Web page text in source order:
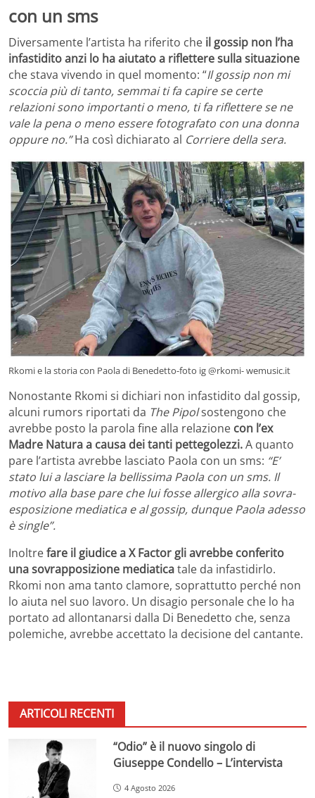
con un sms
Diversamente l’artista ha riferito che il gossip non l’ha
infastidito anzi lo ha aiutato a riflettere sulla situazione
che stava vivendo in quel momento: “Il gossip non mi
scoccia più di tanto, semmai ti fa capire se certe
relazioni sono importanti o meno, ti fa riflettere se ne
vale la pena o meno essere fotografato con una donna
oppure no.”Ha così dichiarato al Corriere della sera.
Rkomi e la storia con Paola di Benedetto-foto ig @rkomi- wemusic.it
Nonostante Rkomi si dichiari non infastidito dal gossip,
alcuni rumors riportati da The Pipolsostengono che
avrebbe posto la parola fine alla relazione con l’ex
Madre Natura a causa dei tanti pettegolezzi.A quanto
pare l’artista avrebbe lasciato Paola con un sms: “E’
stato lui a lasciare la bellissima Paola con un sms. Il
motivo alla base pare che lui fosse allergico alla sovra-
esposizione mediatica e al gossip, dunque Paola adesso
è single”.
Inoltrefare il giudice a X Factor gli avrebbe conferito
una sovrapposizione mediaticatale da infastidirlo.
Rkomi non ama tanto clamore, soprattutto perché non
lo aiuta nel suo lavoro. Un disagio personale che lo ha
portato ad allontanarsi dalla Di Benedetto che, senza
polemiche, avrebbe accettato la decisione del cantante.
ARTICOLI RECENTI
“Odio” è il nuovo singolo di
Giuseppe Condello – L’intervista
4 Agosto 2026